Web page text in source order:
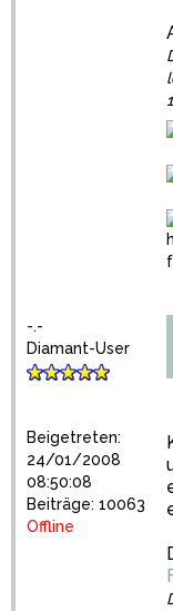
-.-
Diamant-User
Beigetreten:
24/01/2008
08:50:08
Beiträge: 10063
Offline